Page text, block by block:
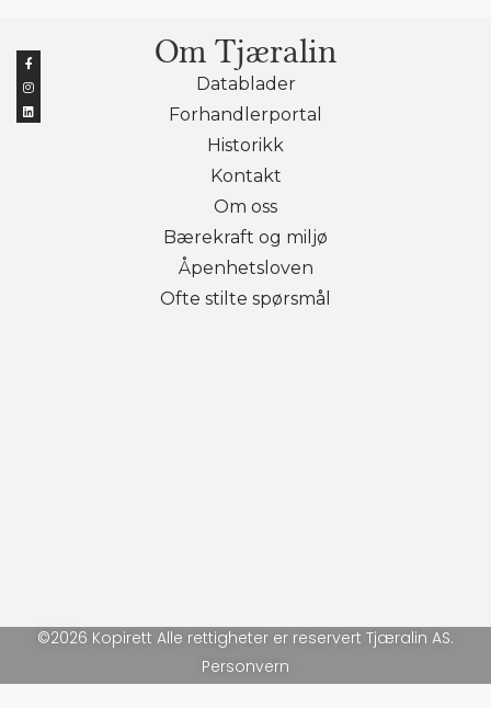
Om Tjæralin
Datablader
Forhandlerportal
Historikk
Kontakt
Om oss
Bærekraft og miljø
Åpenhetsloven
Ofte stilte spørsmål
©2026 Kopirett Alle rettigheter er reservert Tjæralin AS.
Personvern